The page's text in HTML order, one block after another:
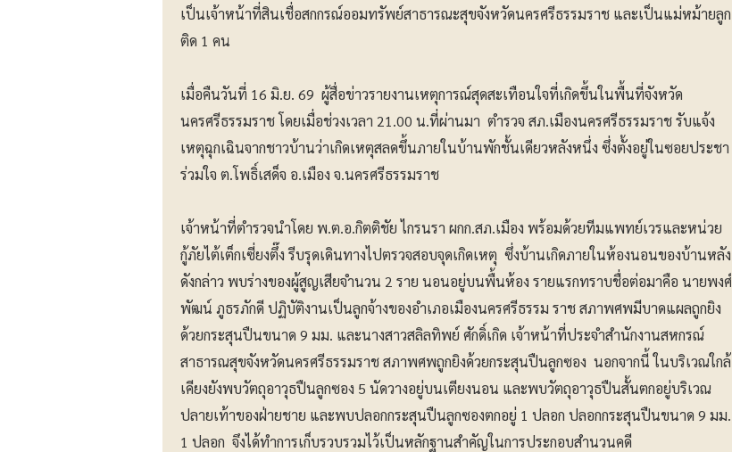
เป็นเจ้าหน้าที่สินเชื่อสกกรณ์ออมทรัพย์สาธารณะสุขจังหวัดนครศรีธรรมราช และเป็นแม่หม้ายลูก
ติด 1 คน
เมื่อคืนวันที่ 16 มิ.ย. 69 ผู้สื่อข่าวรายงานเหตุการณ์สุดสะเทือนใจที่เกิดขึ้นในพื้นที่จังหวัด
นครศรีธรรมราช โดยเมื่อช่วงเวลา 21.00 น.ที่ผ่านมา ตำรวจ สภ.เมืองนครศรีธรรมราช รับแจ้ง
เหตุฉุกเฉินจากชาวบ้านว่าเกิดเหตุสลดขึ้นภายในบ้านพักชั้นเดียวหลังหนึ่ง ซึ่งตั้งอยู่ในซอยประชา
ร่วมใจ ต.โพธิ์เสด็จ อ.เมือง จ.นครศรีธรรมราช
เจ้าหน้าที่ตำรวจนำโดย พ.ต.อ.กิตติชัย ไกรนรา ผกก.สภ.เมือง พร้อมด้วยทีมแพทย์เวรและหน่วย
กู้ภัยไต้เต็กเซี่ยงตึ๊ง รีบรุดเดินทางไปตรวจสอบจุดเกิดเหตุ ซึ่งบ้านเกิดภายในห้องนอนของบ้านหลัง
ดังกล่าว พบร่างของผู้สูญเสียจำนวน 2 ราย นอนอยู่บนพื้นห้อง รายแรกทราบชื่อต่อมาคือ นายพงศ์
พัฒน์ ภูธรภักดี ปฏิบัติงานเป็นลูกจ้างของอำเภอเมืองนครศรีธรรม ราช สภาพศพมีบาดแผลถูกยิง
ด้วยกระสุนปืนขนาด 9 มม. และนางสาวสลิลทิพย์ ศักดิ์เกิด เจ้าหน้าที่ประจำสำนักงานสหกรณ์
สาธารณสุขจังหวัดนครศรีธรรมราช สภาพศพถูกยิงด้วยกระสุนปืนลูกซอง นอกจากนี้ ในบริเวณใกล้
เคียงยังพบวัตถุอาวุธปืนลูกซอง 5 นัดวางอยู่บนเตียงนอน และพบวัตถุอาวุธปืนสั้นตกอยู่บริเวณ
ปลายเท้าของฝ่ายชาย และพบปลอกกระสุนปืนลูกซองตกอยู่ 1 ปลอก ปลอกกระสุนปืนขนาด 9 มม.
1 ปลอก จึงได้ทำการเก็บรวบรวมไว้เป็นหลักฐานสำคัญในการประกอบสำนวนคดี